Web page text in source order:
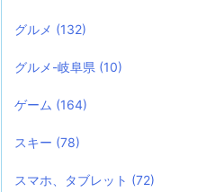
グルメ (132)
グルメ-岐阜県 (10)
ゲーム (164)
スキー (78)
スマホ、タブレット (72)